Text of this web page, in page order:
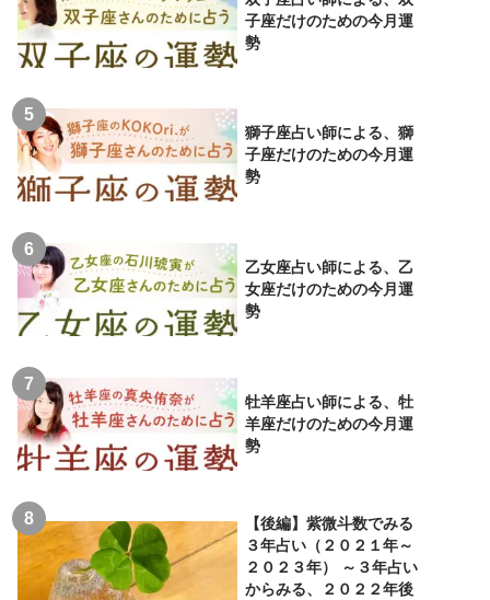
子座だけのための今月運
勢
獅子座占い師による、獅
子座だけのための今月運
勢
乙女座占い師による、乙
女座だけのための今月運
勢
牡羊座占い師による、牡
羊座だけのための今月運
勢
【後編】紫微斗数でみる
３年占い（２０２１年～
２０２３年） ～３年占い
からみる、２０２２年後